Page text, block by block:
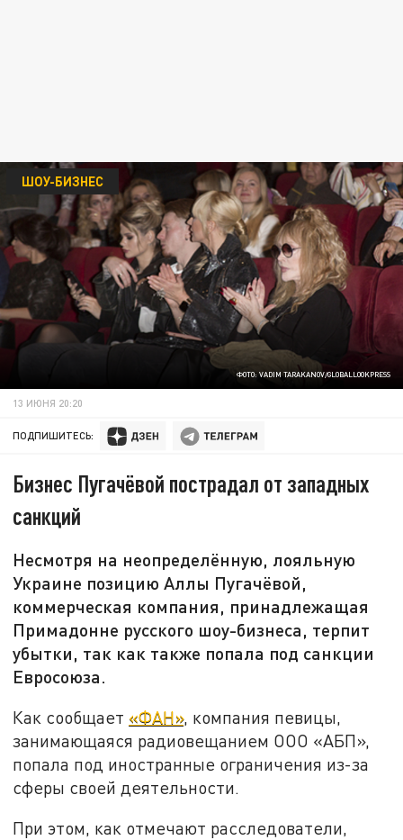
ФОТО: VADIM TARAKANOV/GLOBALLOOKPRESS
ШОУ-БИЗНЕС
13 ИЮНЯ 20:20
ПОДПИШИТЕСЬ:
Бизнес Пугачёвой пострадал от западных
санкций
Несмотря на неопределённую, лояльную
Украине позицию Аллы Пугачёвой,
коммерческая компания, принадлежащая
Примадонне русского шоу-бизнеса, терпит
убытки, так как также попала под санкции
Евросоюза.
Как сообщает «ФАН», компания певицы,
занимающаяся радиовещанием ООО «АБП»,
попала под иностранные ограничения из-за
сферы своей деятельности.
При этом, как отмечают расследователи,